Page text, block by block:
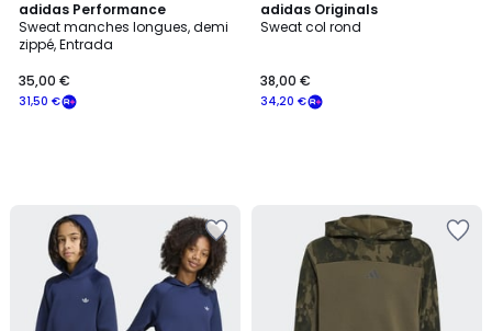
adidas Performance
Sweat manches longues, demi
zippé, Entrada
31,50 €
35,00 €
adidas Originals
Sweat col rond
34,20 €
38,00 €